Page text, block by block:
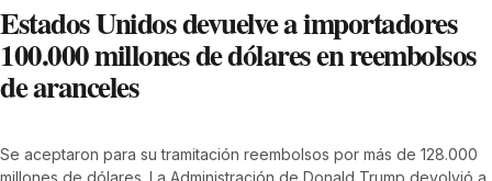
Estados Unidos devuelve a importadores
100.000 millones de dólares en reembolsos
de aranceles
Se aceptaron para su tramitación reembolsos por más de 128.000